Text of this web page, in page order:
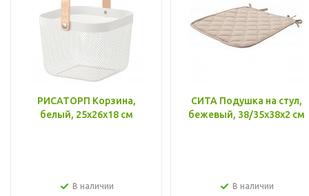
РИСАТОРП Корзина,
белый, 25x26x18 см
В наличии
СИТА Подушка на стул,
бежевый, 38/35x38x2 см
В наличии